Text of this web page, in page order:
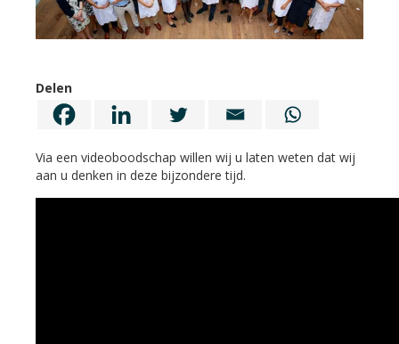
Delen
Via een videoboodschap willen wij u laten weten dat wij
aan u denken in deze bijzondere tijd.